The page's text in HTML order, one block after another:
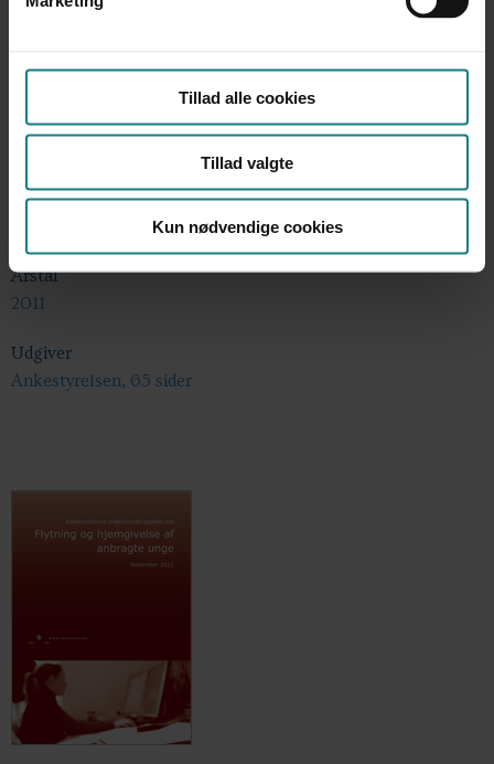
Tillad alle cookies
Tillad valgte
Kun nødvendige cookies
Forfatter
Årstal
2011
Udgiver
Ankestyrelsen, 65 sider